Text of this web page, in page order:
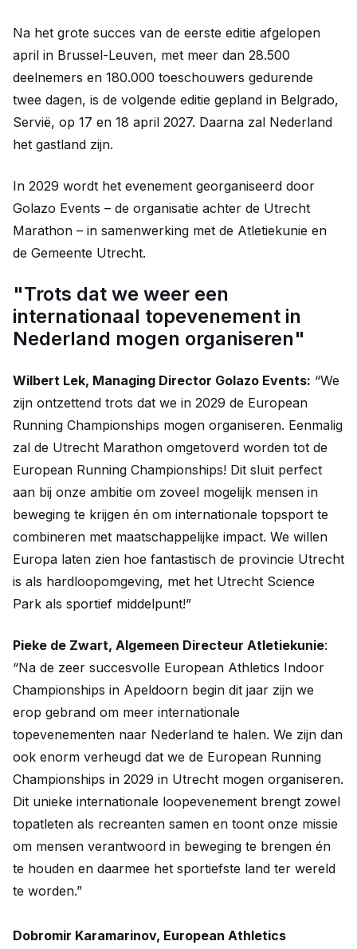
Na het grote succes van de eerste editie afgelopen
april in Brussel-Leuven, met meer dan 28.500
deelnemers en 180.000 toeschouwers gedurende
twee dagen, is de volgende editie gepland in Belgrado,
Servië, op 17 en 18 april 2027. Daarna zal Nederland
het gastland zijn.
In 2029 wordt het evenement georganiseerd door
Golazo Events – de organisatie achter de Utrecht
Marathon – in samenwerking met de Atletiekunie en
de Gemeente Utrecht.
"Trots dat we weer een
internationaal topevenement in
Nederland mogen organiseren"
Wilbert Lek, Managing Director Golazo Events: “We
zijn ontzettend trots dat we in 2029 de European
Running Championships mogen organiseren. Eenmalig
zal de Utrecht Marathon omgetoverd worden tot de
European Running Championships! Dit sluit perfect
aan bij onze ambitie om zoveel mogelijk mensen in
beweging te krijgen én om internationale topsport te
combineren met maatschappelijke impact. We willen
Europa laten zien hoe fantastisch de provincie Utrecht
is als hardloopomgeving, met het Utrecht Science
Park als sportief middelpunt!”
Pieke de Zwart, Algemeen Directeur Atletiekunie:
“Na de zeer succesvolle European Athletics Indoor
Championships in Apeldoorn begin dit jaar zijn we
erop gebrand om meer internationale
topevenementen naar Nederland te halen. We zijn dan
ook enorm verheugd dat we de European Running
Championships in 2029 in Utrecht mogen organiseren.
Dit unieke internationale loopevenement brengt zowel
topatleten als recreanten samen en toont onze missie
om mensen verantwoord in beweging te brengen én
te houden en daarmee het sportiefste land ter wereld
te worden.”
Dobromir Karamarinov, European Athletics